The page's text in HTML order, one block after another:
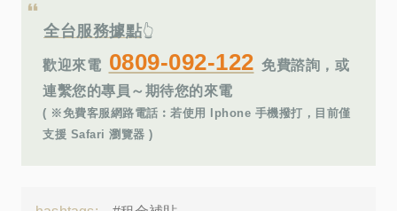
全台服務據點👆
歡迎來電 0809-092-122 免費諮詢，或
連繫您的專員～期待您的來電
( ※免費客服網路電話︰若使用 Iphone 手機撥打，目前僅
支援 Safari 瀏覽器 )